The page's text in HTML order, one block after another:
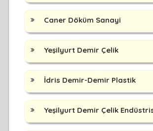
Caner Döküm Sanayi
Yeşilyurt Demir Çelik
İdris Demir-Demir Plastik
Yeşilyurt Demir Çelik